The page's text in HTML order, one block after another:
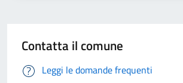
Contatta il comune
Leggi le domande frequenti